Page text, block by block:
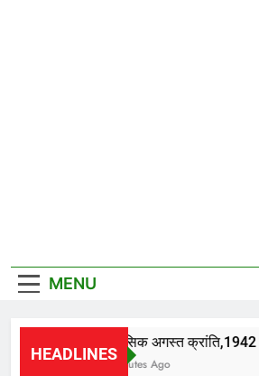
MENU
HEADLINES
इतिहासिक अगस्त क्रांति,1942 के
13 Minutes Ago